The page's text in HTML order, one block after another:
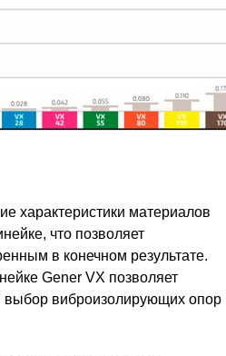
характеристики материалов
что позволяет
в конечном результате.
Gener VX позволяет
выбор виброизолирующих опор